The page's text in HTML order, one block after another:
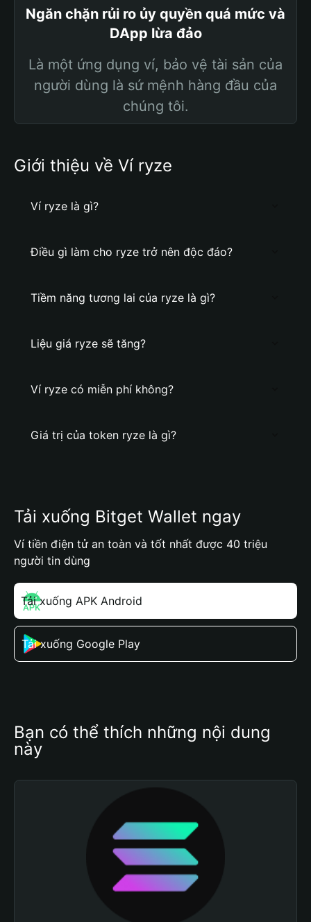
Ngăn chặn rủi ro ủy quyền quá mức và
DApp lừa đảo
Là một ứng dụng ví, bảo vệ tài sản của
người dùng là sứ mệnh hàng đầu của
chúng tôi.
Giới thiệu về Ví ryze
Ví ryze là gì?
Điều gì làm cho ryze trở nên độc đáo?
Tiềm năng tương lai của ryze là gì?
Liệu giá ryze sẽ tăng?
Ví ryze có miễn phí không?
Giá trị của token ryze là gì?
Tải xuống Bitget Wallet ngay
Ví tiền điện tử an toàn và tốt nhất được 40 triệu
người tin dùng
Tải xuống APK Android
Tải xuống Google Play
Bạn có thể thích những nội dung
này